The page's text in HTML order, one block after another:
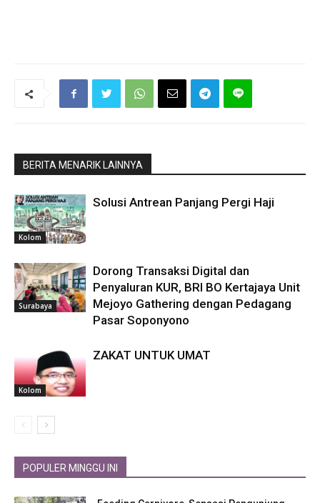
BERITA MENARIK LAINNYA
Kolom
Solusi Antrean Panjang Pergi Haji
Surabaya
Dorong Transaksi Digital dan
Penyaluran KUR, BRI BO Kertajaya Unit
Mejoyo Gathering dengan Pedagang
Pasar Soponyono
Kolom
ZAKAT UNTUK UMAT
POPULER MINGGU INI